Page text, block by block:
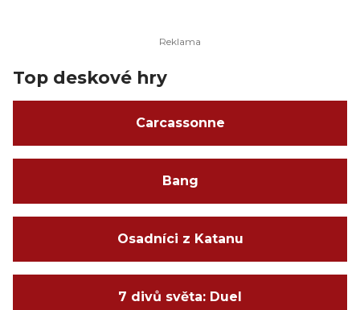
Top deskové hry
Carcassonne
Bang
Osadníci z Katanu
7 divů světa: Duel